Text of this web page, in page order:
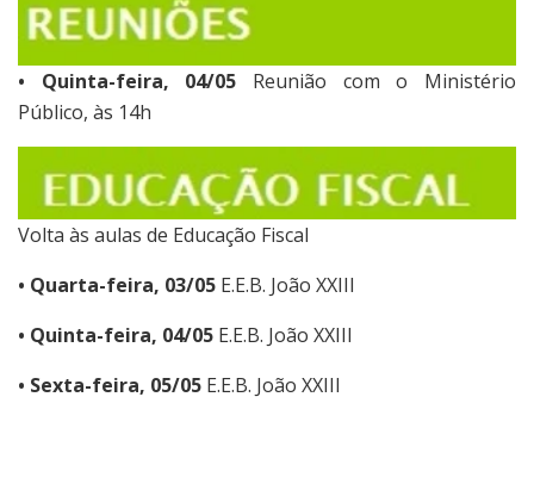
• Quinta-feira, 04/05 Reunião com o Ministério
Público, às 14h
Volta às aulas de Educação Fiscal
• Quarta-feira, 03/05 E.E.B. João XXIII
• Quinta-feira, 04/05 E.E.B. João XXIII
• Sexta-feira, 05/05 E.E.B. João XXIII